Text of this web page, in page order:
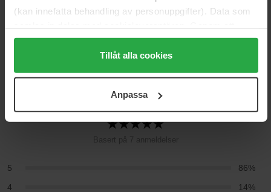
(kan innefatta behandling av personuppgifter). Data som
trycka på "Tillåt alla cookies" accepterar du alla cookies,
medan du under "Detaljer" kan anpassa användningen av
cookies. Du kan när som helst återkalla ditt samtycke.
Tillåt alla cookies
Anpassa
Spørsmål og svar (0)
4.9
5
86%
4
14%